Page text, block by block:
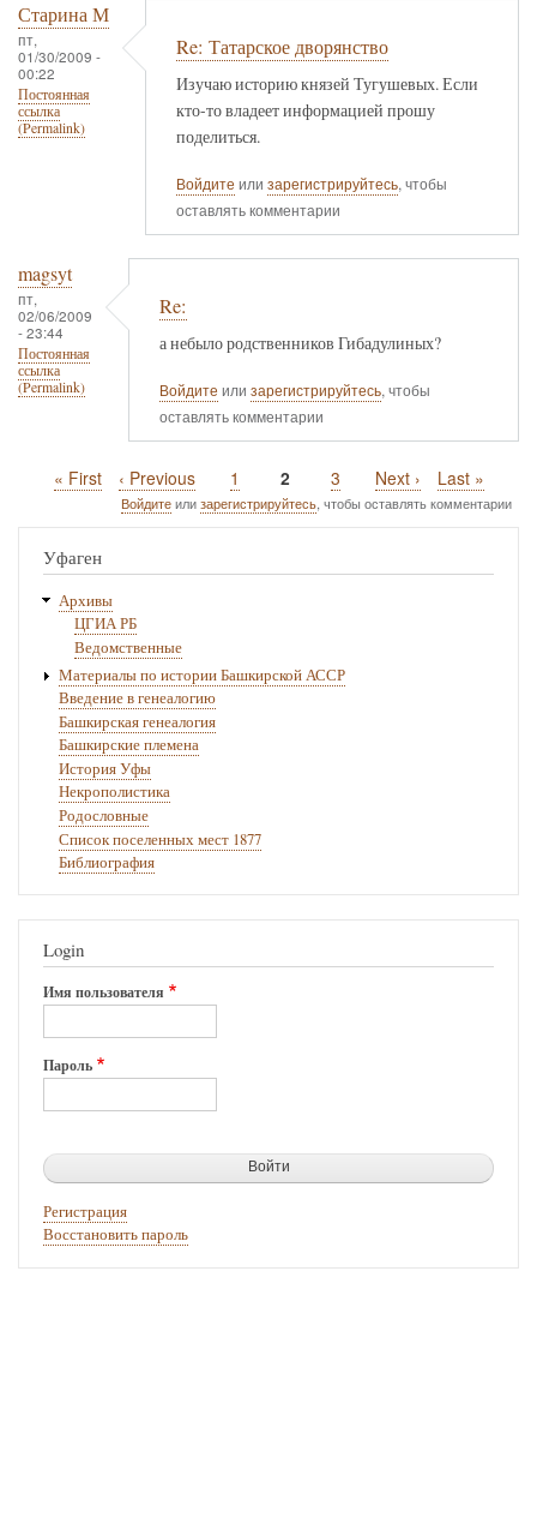
Старина М
пт,
01/30/2009 -
00:22
Постоянная
ссылка
(Permalink)
Re: Татарское дворянство
Изучаю историю князей Тугушевых. Если
кто-то владеет информацией прошу
поделиться.
Войдите или зарегистрируйтесь, чтобы
оставлять комментарии
magsyt
пт,
02/06/2009
- 23:44
Постоянная
ссылка
(Permalink)
Re:
а небыло родственников Гибадулиных?
Войдите или зарегистрируйтесь, чтобы
оставлять комментарии
Нумерация
страниц
Первая
страница
« First
Предыдущая
страница
‹ Previous Page
1
Текущая
страница
2 Page
3
Следующая
страница
Next ›
Последняя
страница
Last »
Войдитеилизарегистрируйтесь, чтобы оставлять комментарии
Уфаген
Архивы
ЦГИА РБ
Ведомственные
Материалы по истории Башкирской АССР
Введение в генеалогию
Башкирская генеалогия
Башкирские племена
История Уфы
Некрополистика
Родословные
Список поселенных мест 1877
Библиография
Login
Имя пользователя
Пароль
Регистрация
Восстановить пароль